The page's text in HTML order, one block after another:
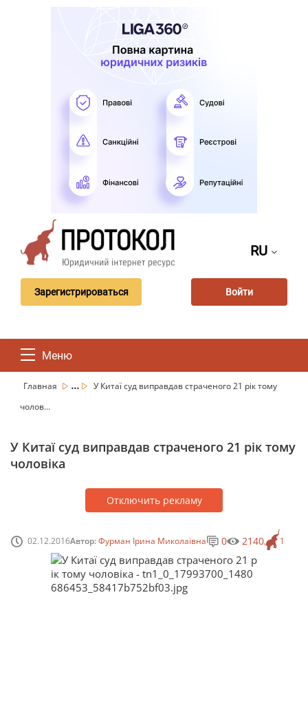
RU
Зарегистрироваться Войти
Меню
Главная ...
У Китаї суд виправдав страченого 21 рік тому
чолов...
У Китаї суд виправдав страченого 21 рік тому
чоловіка
Отключить рекламу
02.12.2016Автор:Фурман Ірина Миколаївна 1
0 2140